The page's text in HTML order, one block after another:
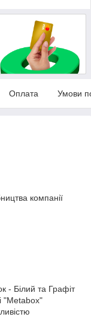
Оплата Умови
компанії
- Білий та Графіт
"Metabox"